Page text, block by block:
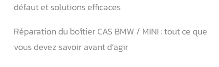
défaut et solutions efficaces
Réparation du boîtier CAS BMW / MINI : tout ce que
vous devez savoir avant d’agir